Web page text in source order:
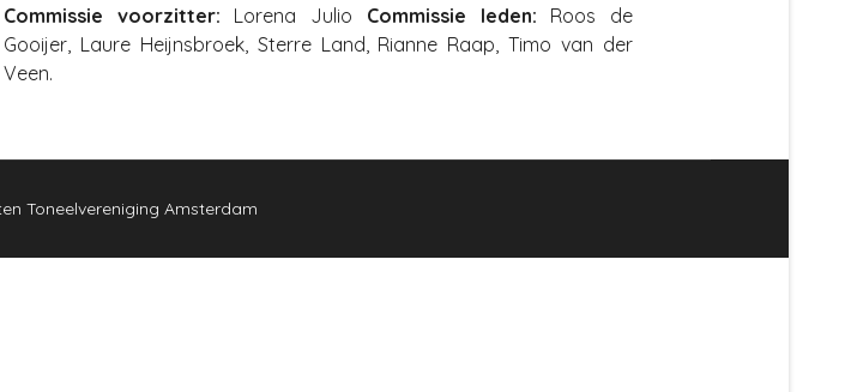
Commissie voorzitter: Lorena Julio Commissie leden: Roos de
Gooijer, Laure Heijnsbroek, Sterre Land, Rianne Raap, Timo van der
Veen.
Toneelvereniging Amsterdam